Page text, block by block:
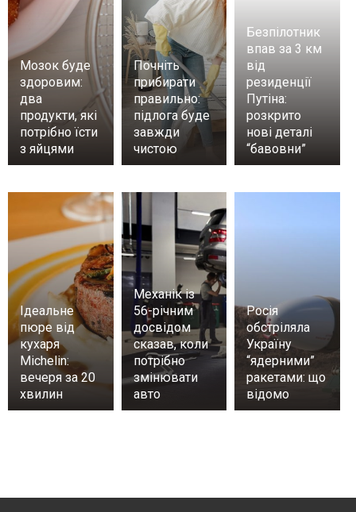
Мозок буде
здоровим:
два
продукти, які
потрібно їсти
з яйцями
Почніть
прибирати
правильно:
підлога буде
завжди
чистою
Безпілотник
впав за 3 км
від
резиденції
Путіна:
розкрито
нові деталі
“бавовни”
Ідеальне
пюре від
кухаря
Michelin:
вечеря за 20
хвилин
Механік із
56-річним
досвідом
сказав, коли
потрібно
змінювати
авто
Росія
обстріляла
Україну
“ядерними”
ракетами: що
відомо